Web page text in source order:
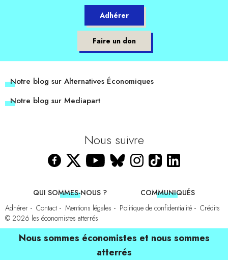
Adhérer
Faire un don
Notre blog sur Alternatives Économiques
Notre blog sur Mediapart
Nous suivre
QUI SOMMES-NOUS ?
COMMUNIQUÉS
Adhérer
Contact Mentions légales Politique de confidentialité
Crédits
© 2026 les économistes atterrés
Nous sommes économistes et nous sommes
atterrés